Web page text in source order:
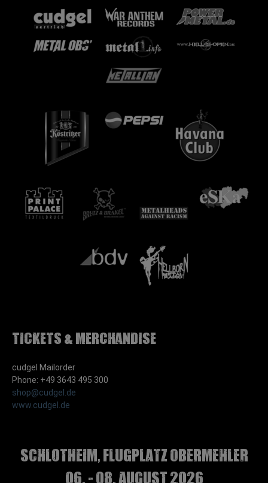
Tickets & Merchandise
cudgel Mailorder
Phone: +49 3643 495 300
shop@cudgel.de
www.cudgel.de
Schlotheim, Flugplatz Obermehler
06. - 08. August 2026